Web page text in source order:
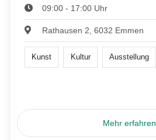
09:00 - 17:00 Uhr
Rathausen 2, 6032 Emmen
Kunst Kultur Ausstellung
Mehr erfahren